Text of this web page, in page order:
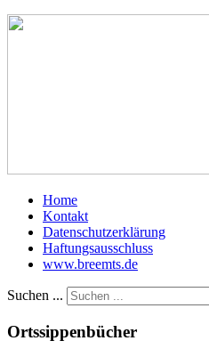
Home
Kontakt
Datenschutzerklärung
Haftungsausschluss
www.breemts.de
Suchen ...
Ortssippenbücher